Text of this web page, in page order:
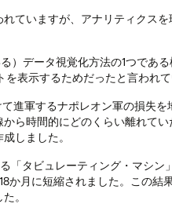
ていますが、アナリティクス
）データ視覚化方法の1つであ
表示するためだったと言われて
進軍するナポレオン軍の損失
ら時間的にどのくらい離れて
しました。
タビュレーティング・マシン
月に短縮されました。この結
。